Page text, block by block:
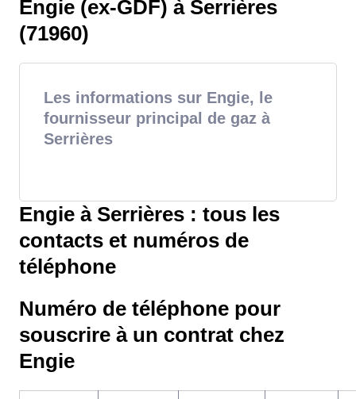
Engie (ex-GDF) à Serrières
(71960)
Les informations sur Engie, le
fournisseur principal de gaz à
Serrières
Engie à Serrières : tous les
contacts et numéros de
téléphone
Numéro de téléphone pour
souscrire à un contrat chez
Engie